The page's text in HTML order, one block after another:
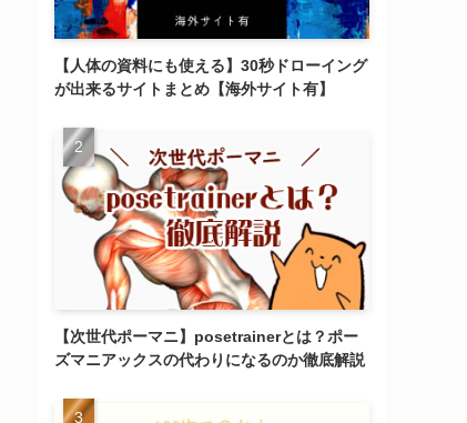
【人体の資料にも使える】30秒ドローイング
が出来るサイトまとめ【海外サイト有】
【次世代ポーマニ】posetrainerとは？ポー
ズマニアックスの代わりになるのか徹底解説